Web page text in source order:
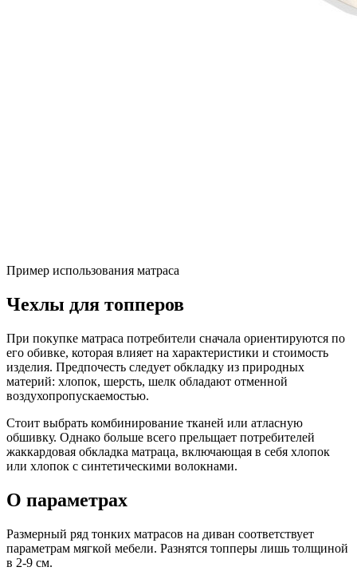
Пример использования матраса
Чехлы для топперов
При покупке матраса потребители сначала ориентируются по
его обивке, которая влияет на характеристики и стоимость
изделия. Предпочесть следует обкладку из природных
материй: хлопок, шерсть, шелк обладают отменной
воздухопропускаемостью.
Стоит выбрать комбинирование тканей или атласную
обшивку. Однако больше всего прельщает потребителей
жаккардовая обкладка матраца, включающая в себя хлопок
или хлопок с синтетическими волокнами.
О параметрах
Размерный ряд тонких матрасов на диван соответствует
параметрам мягкой мебели. Разнятся топперы лишь толщиной
в 2-9 см.